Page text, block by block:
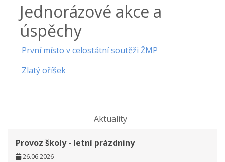
Jednorázové akce a
úspěchy
První místo v celostátní soutěži ŽMP
Zlatý oříšek
Aktuality
Provoz školy - letní prázdniny
26.06.2026